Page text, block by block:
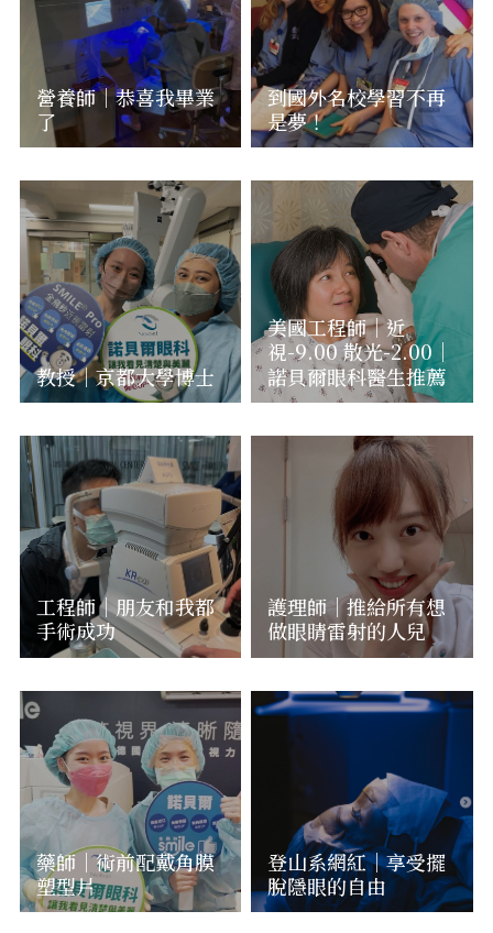
營養師｜恭喜我畢業
了
到國外名校學習不再
是夢！
教授｜京都大學博士
美國工程師｜近
視-9.00 散光-2.00｜
諾貝爾眼科醫生推薦
工程師｜朋友和我都
手術成功
護理師｜推給所有想
做眼睛雷射的人兒
藥師｜術前配戴角膜
塑型片
登山系網紅｜享受擺
脫隱眼的自由